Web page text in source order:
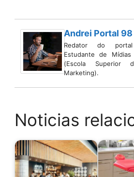
Andrei Portal 98
Redator do
Estudante de Mídias
(Escola Superior
Marketing).
Noticias